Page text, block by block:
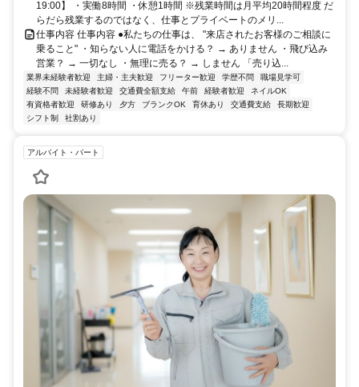
19:00】 ・実働8時間 ・休憩1時間 ※残業時間は月平均20時間程度 だ
らだら残業するのではなく、仕事とプライベートのメリ...
仕事内容 仕事内容 ●私たちの仕事は、 "来店されたお客様のご相談に
乗ること" ・知らない人に電話をかける？ → ありません ・飛び込み
営業？ → 一切なし ・無理に売る？ → しません 「売り込...
業界未経験者歓迎 主婦・主夫歓迎 フリーター歓迎 学歴不問
職場見学可
経験不問
未経験者歓迎 交通費全額支給 午前 経験者歓迎
ネイルOK
有資格者歓迎
研修あり 夕方 ブランクOK 育休あり 交通費支給
長期歓迎
シフト制
社割あり
アルバイト・パート